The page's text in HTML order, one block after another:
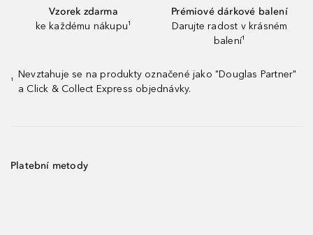
Vzorek zdarma
ke každému nákupu¹
Prémiové dárkové balení
Darujte radost v krásném
balení¹
¹
Nevztahuje se na produkty označené jako "Douglas Partner"
a Click & Collect Express objednávky.
Platební metody